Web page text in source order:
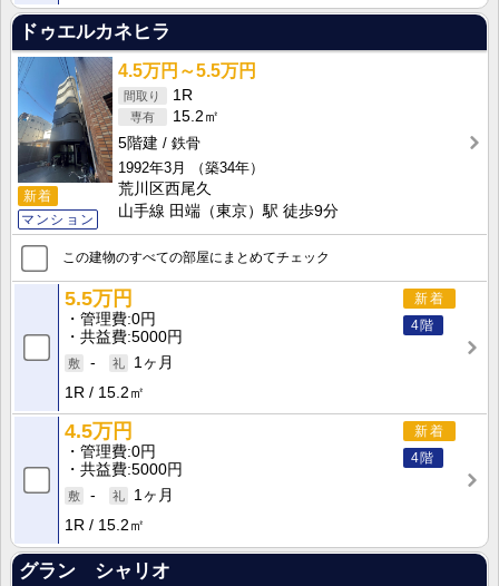
ドゥエルカネヒラ
新着
マンション
4.5万円～5.5万円
1R
15.2㎡
5階建
鉄骨
1992年3月
（築34年）
荒川区西尾久
山手線 田端（東京）駅 徒歩9分
この建物のすべての部屋にまとめてチェック
新着
4階
5.5万円
管理費 0円
共益費 5000円
-
1ヶ月
1R
15.2㎡
新着
4階
4.5万円
管理費 0円
共益費 5000円
-
1ヶ月
1R
15.2㎡
グラン シャリオ